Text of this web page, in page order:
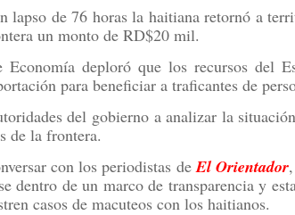
lapso de 76 horas la haitiana retornó a
un monto de RD$20 mil.
Economía deploró que los recursos del
para beneficiar a traficantes de
del gobierno a analizar la
de la frontera.
con los periodistas deEl Orientador
dentro de un marco de transparencia y
casos de macuteos con los haitianos.